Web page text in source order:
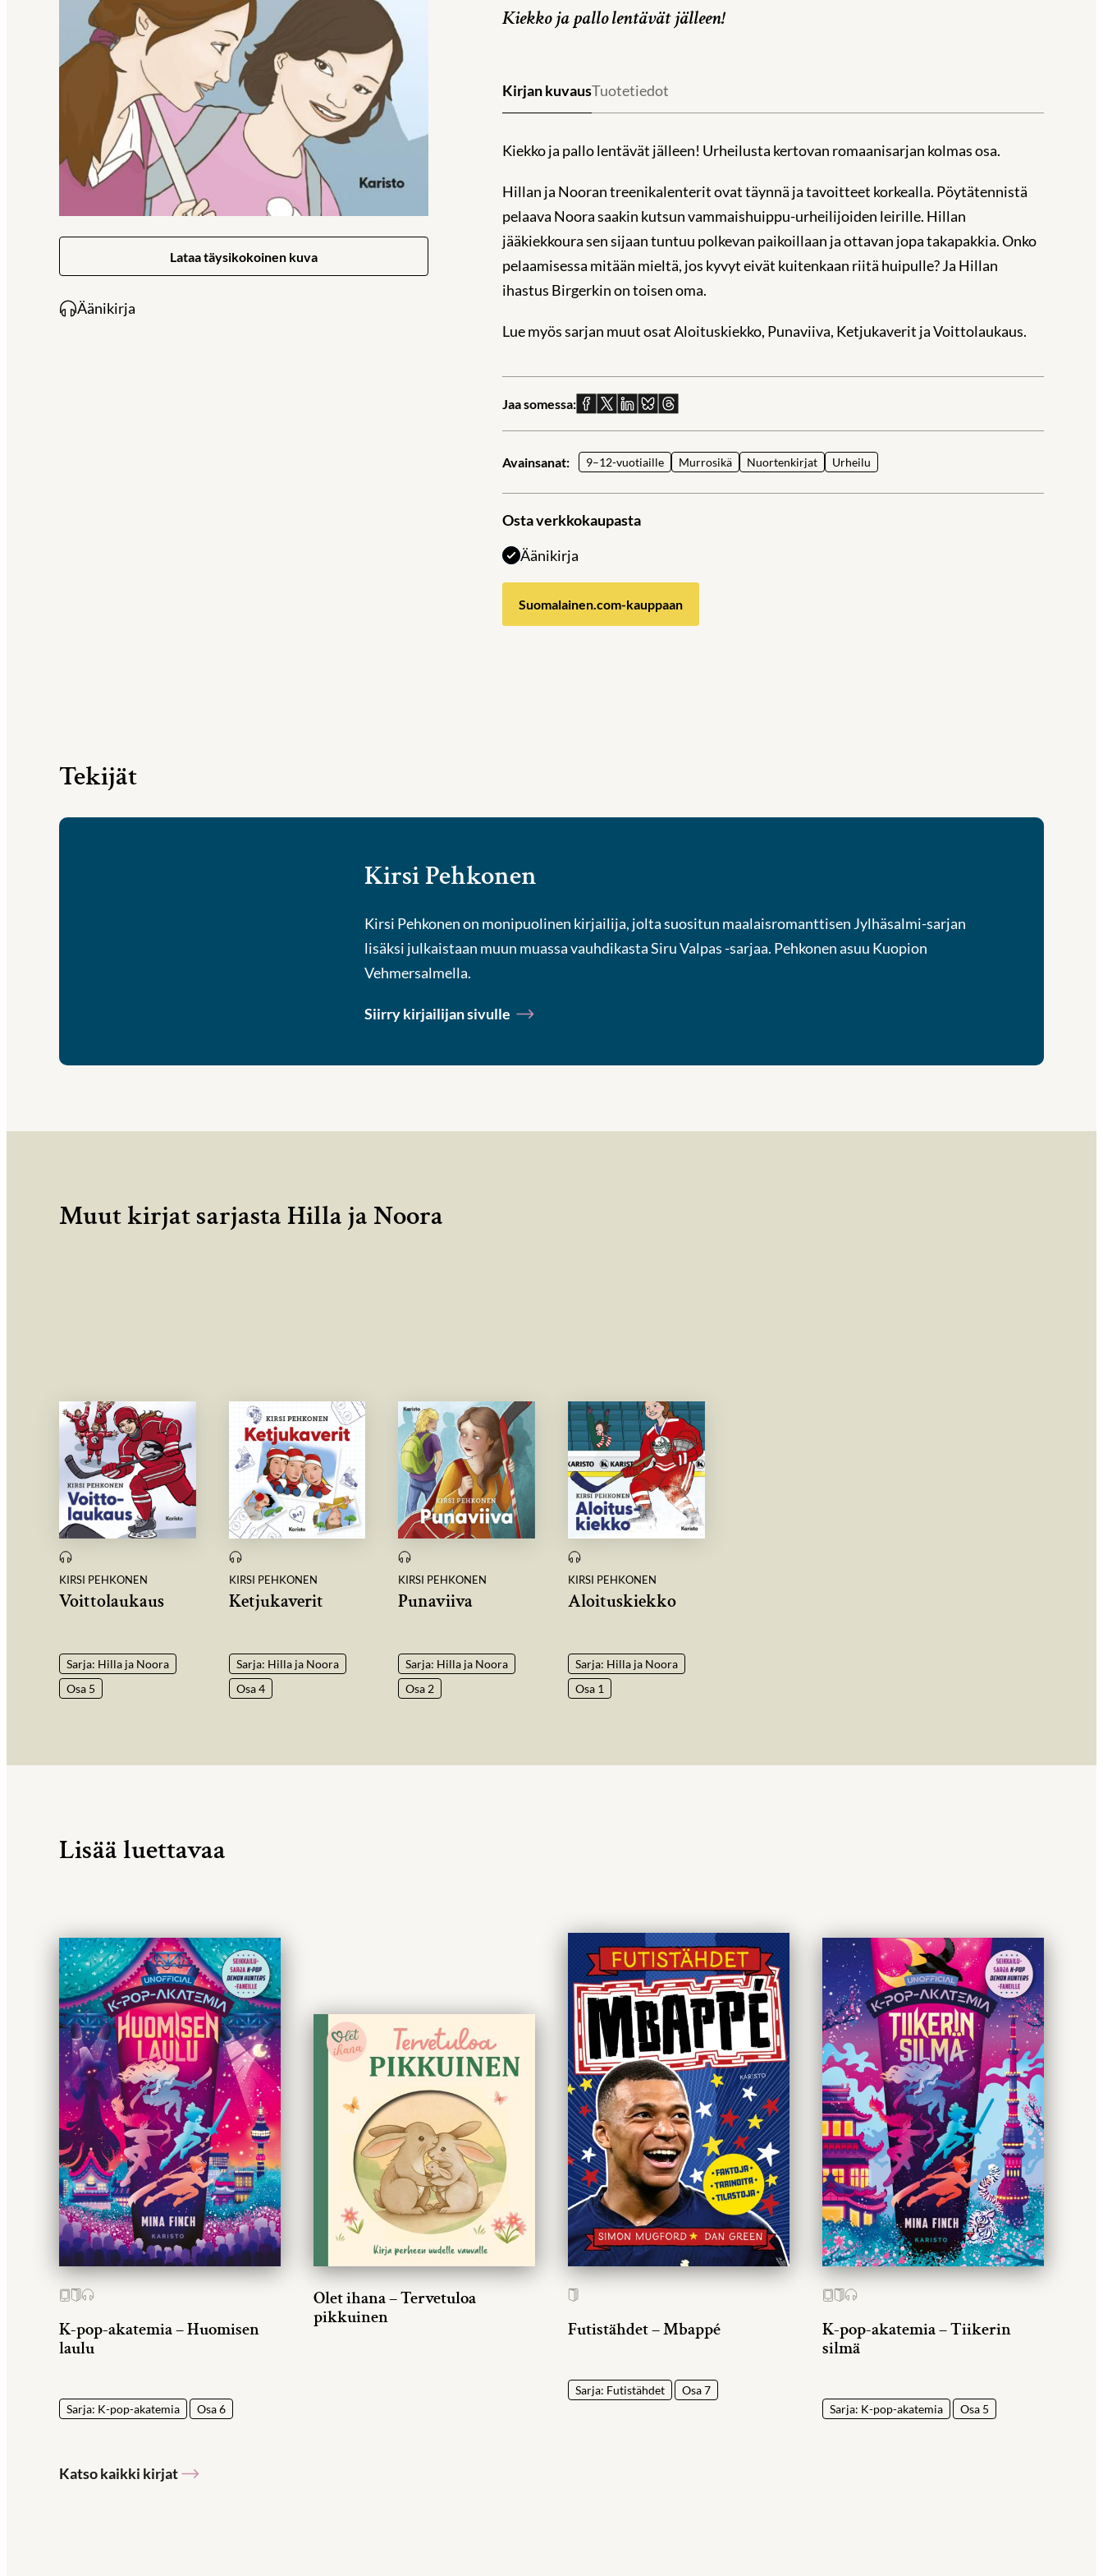
Lataa täysikokoinen kuva
Äänikirja
Kiekko ja pallo lentävät jälleen!
Kirjan kuvausTuotetiedot
Kiekko ja pallo lentävät jälleen! Urheilusta kertovan romaanisarjan kolmas osa.
Hillan ja Nooran treenikalenterit ovat täynnä ja tavoitteet korkealla. Pöytätennistä
pelaava Noora saakin kutsun vammaishuippu-urheilijoiden leirille. Hillan
jääkiekkoura sen sijaan tuntuu polkevan paikoillaan ja ottavan jopa takapakkia. Onko
pelaamisessa mitään mieltä, jos kyvyt eivät kuitenkaan riitä huipulle? Ja Hillan
ihastus Birgerkin on toisen oma.
Lue myös sarjan muut osat Aloituskiekko, Punaviiva, Ketjukaverit ja Voittolaukaus.
Jaa somessa:Jaa
Facebookissa
Jaa
X:ssä
Jaa
Linkedinissä
Jaa
Blueskyssä
Jaa
sähköpostilla
Avainsanat: 9–12-vuotiaille Murrosikä Nuortenkirjat Urheilu
Osta verkkokaupasta
Äänikirja
Suomalainen.com-kauppaan
Tekijät
Kirsi Pehkonen
Kirsi Pehkonen on monipuolinen kirjailija, jolta suositun maalaisromanttisen Jylhäsalmi-sarjan
lisäksi julkaistaan muun muassa vauhdikasta Siru Valpas -sarjaa. Pehkonen asuu Kuopion
Vehmersalmella.
Siirry kirjailijan sivulle
Muut kirjat sarjasta Hilla ja Noora
KIRSI PEHKONEN
Voittolaukaus
Sarja: Hilla ja Noora
Osa 5
KIRSI PEHKONEN
Ketjukaverit
Sarja: Hilla ja Noora
Osa 4
KIRSI PEHKONEN
Punaviiva
Sarja: Hilla ja Noora
Osa 2
KIRSI PEHKONEN
Aloituskiekko
Sarja: Hilla ja Noora
Osa 1
Lisää luettavaa
K-pop-akatemia – Huomisen
laulu
Sarja: K-pop-akatemia Osa 6
Olet ihana – Tervetuloa
pikkuinen
Futistähdet – Mbappé
Sarja: Futistähdet Osa 7
K-pop-akatemia – Tiikerin
silmä
Sarja: K-pop-akatemia Osa 5
Katso kaikki kirjat